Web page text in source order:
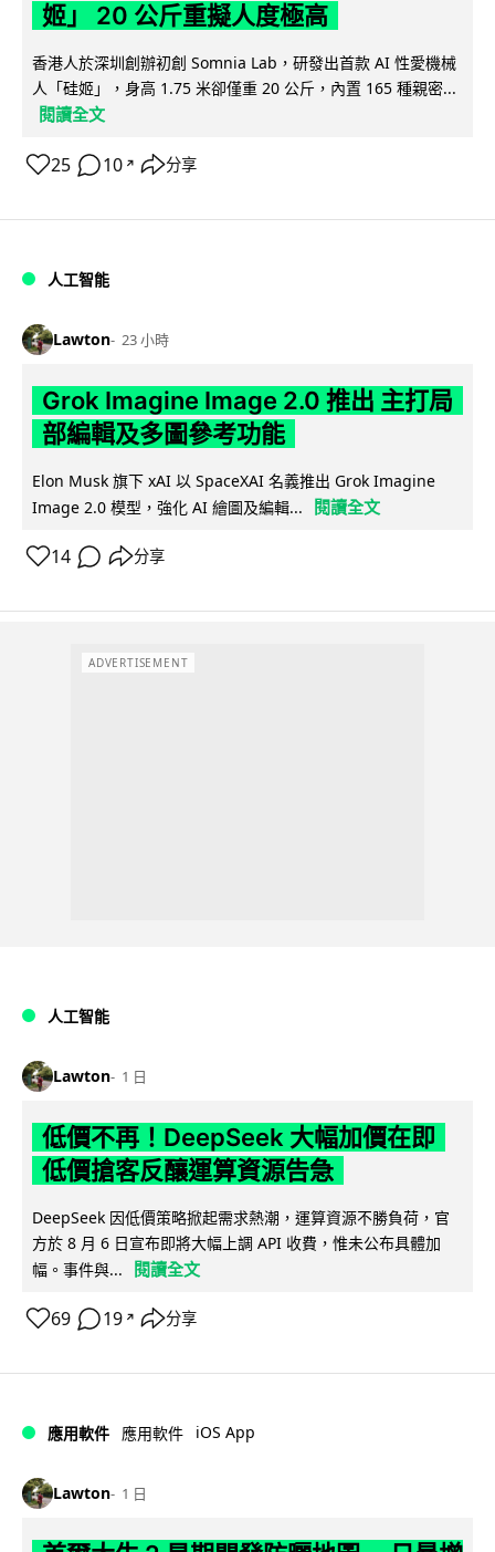
姬」 20 公斤重擬人度極高
香港人於深圳創辦初創 Somnia Lab，研發出首款 AI 性愛機械
人「硅姬」，身高 1.75 米卻僅重 20 公斤，內置 165 種親密...
閱讀全文
25 10 ↗ 分享
人工智能
Lawton 23 小時
Grok Imagine Image 2.0 推出 主打局
部編輯及多圖參考功能
Elon Musk 旗下 xAI 以 SpaceXAI 名義推出 Grok Imagine
Image 2.0 模型，強化 AI 繪圖及編輯...
閱讀全文
14 分享
ADVERTISEMENT
人工智能
Lawton 1 日
低價不再！DeepSeek 大幅加價在即
低價搶客反釀運算資源告急
DeepSeek 因低價策略掀起需求熱潮，運算資源不勝負荷，官
方於 8 月 6 日宣布即將大幅上調 API 收費，惟未公布具體加
幅。事件與...
閱讀全文
69 19 ↗ 分享
應用軟件 應用軟件 iOS App
Lawton 1 日